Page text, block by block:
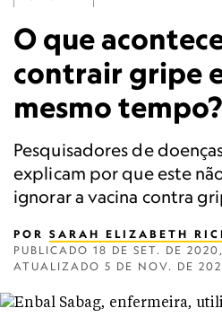
O que
contrair gripe
mesmo tempo?
Pesquisadores de
explicam por que este
ignorar a vacina contra
POR SARAH ELIZABETH
PUBLICADO 18 DE SET. DE
ATUALIZADO 5 DE NOV. DE